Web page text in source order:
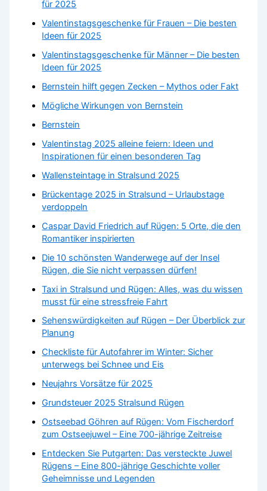
für 2025
Valentinstagsgeschenke für Frauen – Die besten
Ideen für 2025
Valentinstagsgeschenke für Männer – Die besten
Ideen für 2025
Bernstein hilft gegen Zecken – Mythos oder Fakt
Mögliche Wirkungen von Bernstein
Bernstein
Valentinstag 2025 alleine feiern: Ideen und
Inspirationen für einen besonderen Tag
Wallensteintage in Stralsund 2025
Brückentage 2025 in Stralsund – Urlaubstage
verdoppeln
Caspar David Friedrich auf Rügen: 5 Orte, die den
Romantiker inspirierten
Die 10 schönsten Wanderwege auf der Insel
Rügen, die Sie nicht verpassen dürfen!
Taxi in Stralsund und Rügen: Alles, was du wissen
musst für eine stressfreie Fahrt
Sehenswürdigkeiten auf Rügen – Der Überblick zur
Planung
Checkliste für Autofahrer im Winter: Sicher
unterwegs bei Schnee und Eis
Neujahrs Vorsätze für 2025
Grundsteuer 2025 Stralsund Rügen
Ostseebad Göhren auf Rügen: Vom Fischerdorf
zum Ostseejuwel – Eine 700-jährige Zeitreise
Entdecken Sie Putgarten: Das versteckte Juwel
Rügens – Eine 800-jährige Geschichte voller
Geheimnisse und Legenden